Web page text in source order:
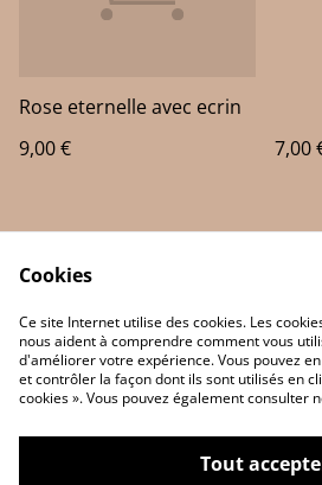
Rose eternelle avec ecrin
9,00 €
7,00
Contact Us
Privacy Policy
Cookies
Ce site Internet utilise des cookies. Les
nous aident à comprendre comment vous
d'améliorer votre expérience. Vous pouvez
et contrôler la façon dont ils sont utilisés en
cookies ». Vous pouvez également consulter
Tout